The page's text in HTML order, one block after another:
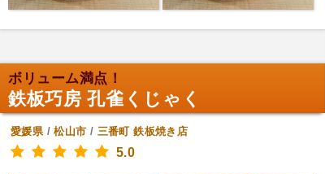
ボリューム満点！
鉄板巧房 孔雀くじゃく
愛媛県/松山市 / 三番町 鉄板焼き店
5.0